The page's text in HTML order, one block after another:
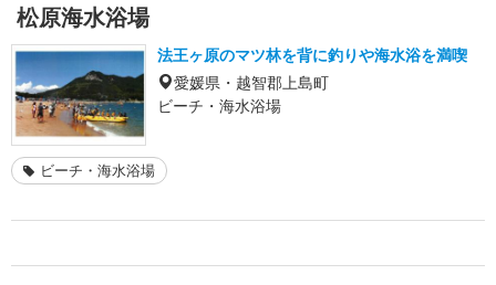
松原海水浴場
法王ヶ原のマツ林を背に釣りや海水浴を満喫
愛媛県・越智郡上島町
ビーチ・海水浴場
ビーチ・海水浴場